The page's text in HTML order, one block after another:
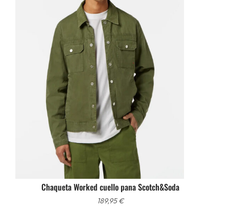
Chaqueta Worked cuello pana Scotch&Soda
189,95€